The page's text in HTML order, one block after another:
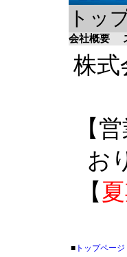
トッ
会社概要
株式
【
お
【
■ トップページ